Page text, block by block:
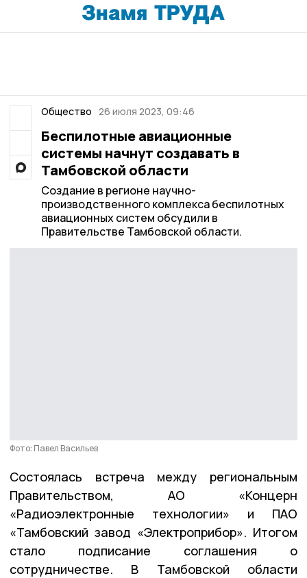
Общество 26 июля 2023, 09:46
Беспилотные авиационные
системы начнут создавать в
Тамбовской области
Создание в регионе научно-
производственного комплекса беспилотных
авиационных систем обсудили в
Правительстве Тамбовской области.
Фото: Павел Васильев
Состоялась встреча между региональным
Правительством, АО «Концерн
«Радиоэлектронные технологии» и ПАО
«Тамбовский завод «Электроприбор». Итогом
стало подписание соглашения о
сотрудничестве. В Тамбовской области